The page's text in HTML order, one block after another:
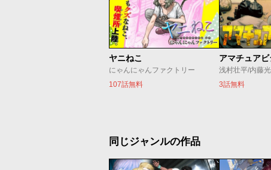
ヤニねこ
にゃんにゃんファクトリー
107話無料
アマチュア
浅村壮平/内藤
3話無料
同じジャンルの作品